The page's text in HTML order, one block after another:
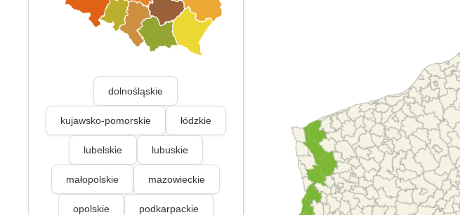
dolnośląskie
kujawsko-pomorskie łódzkie
lubelskie lubuskie
małopolskie mazowieckie
opolskie podkarpackie